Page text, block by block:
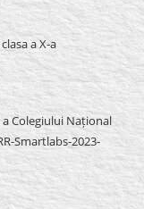
a X-a
Colegiului Național
Smartlabs-2023-